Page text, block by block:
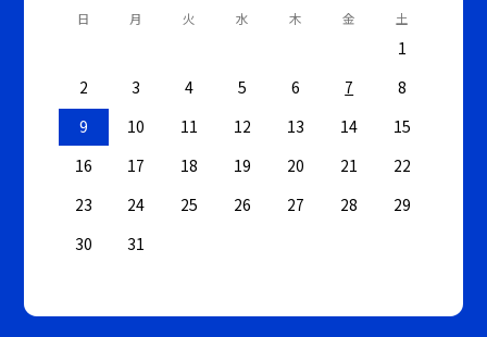
日 月 火 水 木 金 土
1
2
3 4 5 6 7
8
9
10 11 12 13 14
15
16
17 18 19 20 21
22
23
24 25 26 27 28
29
30
31